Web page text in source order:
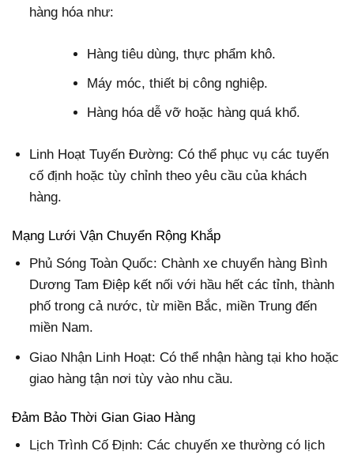
hàng hóa như:
Hàng tiêu dùng, thực phẩm khô.
Máy móc, thiết bị công nghiệp.
Hàng hóa dễ vỡ hoặc hàng quá khổ.
Linh Hoạt Tuyến Đường:Có thể phục vụ các tuyến
cố định hoặc tùy chỉnh theo yêu cầu của khách
hàng.
Mạng Lưới Vận Chuyển Rộng Khắp
Phủ Sóng Toàn Quốc:Chành xe chuyển hàng Bình
Dương Tam Điệp kết nối với hầu hết các tỉnh, thành
phố trong cả nước, từ miền Bắc, miền Trung đến
miền Nam.
Giao Nhận Linh Hoạt:Có thể nhận hàng tại kho hoặc
giao hàng tận nơi tùy vào nhu cầu.
Đảm Bảo Thời Gian Giao Hàng
Lịch Trình Cố Định:Các chuyến xe thường có lịch